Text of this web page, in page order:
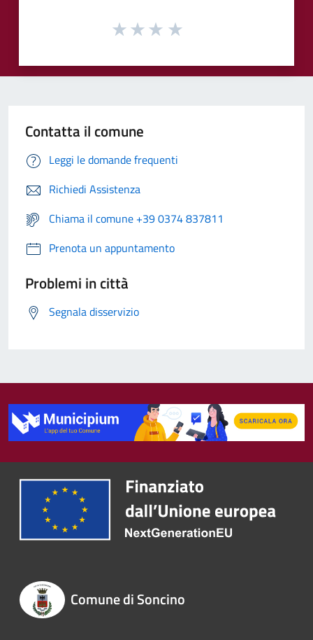
Contatta il comune
Leggi le domande frequenti
Richiedi Assistenza
Chiama il comune +39 0374 837811
Prenota un appuntamento
Problemi in città
Segnala disservizio
Comune di Soncino